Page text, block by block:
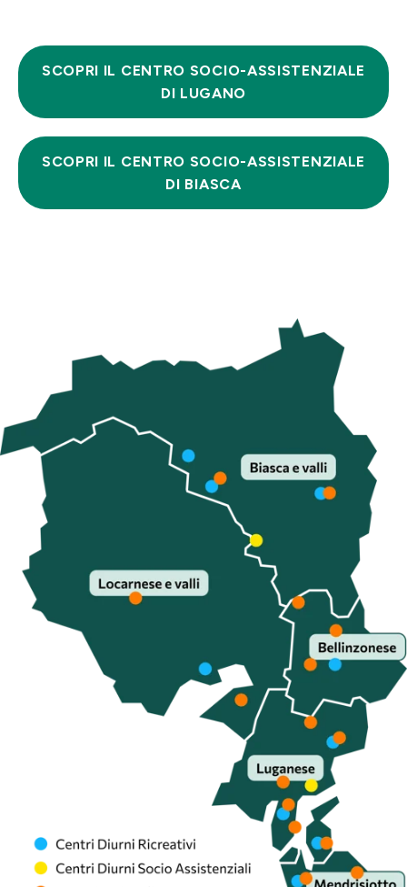
SCOPRI IL CENTRO SOCIO-ASSISTENZIALE
DI LUGANO
SCOPRI IL CENTRO SOCIO-ASSISTENZIALE
DI BIASCA